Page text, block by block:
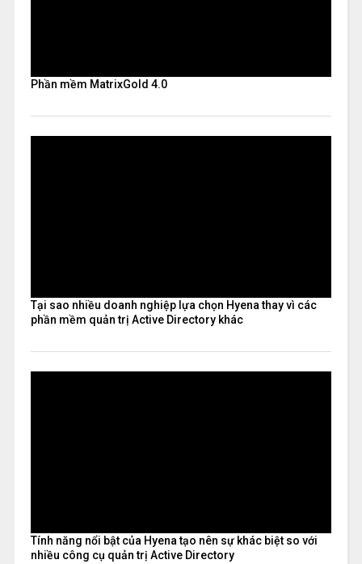
Phần mềm MatrixGold 4.0
Tại sao nhiều doanh nghiệp lựa chọn Hyena thay vì các
phần mềm quản trị Active Directory khác
Tính năng nổi bật của Hyena tạo nên sự khác biệt so với
nhiều công cụ quản trị Active Directory